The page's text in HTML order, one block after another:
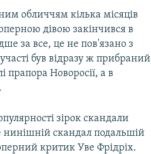
обличчям кілька місяців
дівою закінчився в
за все, це не пов'язано з
був відразу ж прибраний
прапора Новоросії, а в
зірок скандали
скандал подальшій
критик Уве Фрідріх.